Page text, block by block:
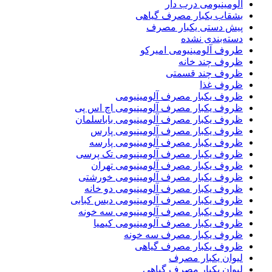
آلومینیومی درب دار
بشقاب یکبار مصرف گیاهی
پیش دستی یکبار مصرف
دسته‌بندی نشده
طروف آلومینیومی امیرکو
ظروف چند خانه
ظروف چند قسمتی
ظروف غذا
ظروف یکبار مصرف آلومینیومی
ظروف یکبار مصرف آلومینیومی اچ اس پی
ظروف یکبار مصرف آلومینیومی باباسلمان
ظروف یکبار مصرف آلومینیومی پارس
ظروف یکبار مصرف آلومینیومی پارسه
ظروف یکبار مصرف آلومینیومی تک پرسی
ظروف یکبار مصرف آلومینیومی تهران
ظروف یکبار مصرف آلومینیومی خورشتی
ظروف یکبار مصرف آلومینیومی دو خانه
ظروف یکبار مصرف آلومینیومی دیس کبابی
ظروف یکبار مصرف آلومینیومی سه خونه
ظروف یکبار مصرف آلومینیومی کیمیا
ظروف یکبار مصرف سه خونه
ظروف یکبار مصرف گیاهی
لیوان یکبار مصرف
لیوان یکبار مصرف گیاهی